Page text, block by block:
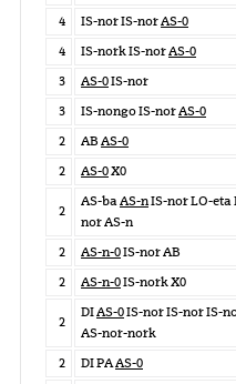
4
IS-nor IS-norAS-0
4
IS-nork IS-norAS-0
3
AS-0IS-nor
3
IS-nongo IS-norAS-0
2
AB AS-0
2
AS-0X0
2
AS-baAS-nIS-nor LO-eta
nor AS-n
2
AS-n-0IS-nor AB
2
AS-n-0IS-nork X0
2
DIAS-0IS-nor IS-nor IS-
AS-nor-nork
2
DI PAAS-0